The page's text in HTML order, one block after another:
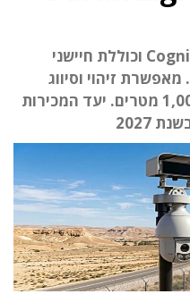
פותחה בשיתוף אינוויז ו-Cogniteam וכוללת חיישני
LiDAR מסוג InnovizSMART. מאפשרת זיהוי וסיווג
אובייקטים ממרחק של עד כ-1,000 מטרים. יעד המכירות